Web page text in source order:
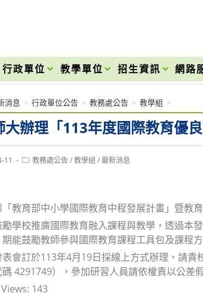
行政單位 教學單位 招生資訊 網路
大辦理「113年度國際教育優
消息 > 行政單位公告 > 教務處公告 > 教學組 >
11
Post教務處公告 / 教學組 / 最新消息
教育部中小學國際教育中程發展計畫」暨教
學校推廣國際教育融入課程與教學，透過本
能鼓勵教師參與國際教育課程工具包及課程
會訂於113年4月19日採線上方式辦理，請
碼 4291749），參加研習人員請依權責以公差
143